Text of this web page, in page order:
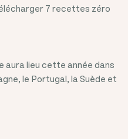
7 recettes zéro
aura lieu cette année dans
le Portugal, la Suède et